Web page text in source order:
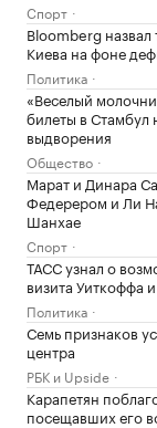
Спорт
Bloomberg назвал
Киева на фоне
Политика
«Веселый
билеты в Стамбул
выдворения
Общество
Марат и Динара
Федерером и Ли
Шанхае
Спорт
ТАСС узнал о
визита Уиткоффа
Политика
Семь признаков
центра
РБК и Upside
Карапетян
посещавших его